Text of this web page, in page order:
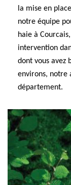
la mise en
notre équipe
haie à
intervention
dont vous avez
environs, notre
département.